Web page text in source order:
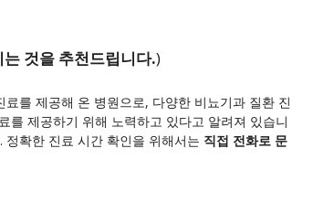
것을 추천드립니다.)
를 제공해 온 병원으로, 다양한 비뇨기과 질환 진
를 제공하기 위해 노력하고 있다고 알려져 있습니
확한 진료 시간 확인을 위해서는 직접 전화로 문